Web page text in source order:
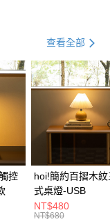
21家銀行
行
行
業銀行
業銀行
行
行
業銀行
21家銀行
行
行
業銀行
業銀行
行
查看全部
控
hoi!簡約百摺木
式桌燈-USB
NT$480
NT$680